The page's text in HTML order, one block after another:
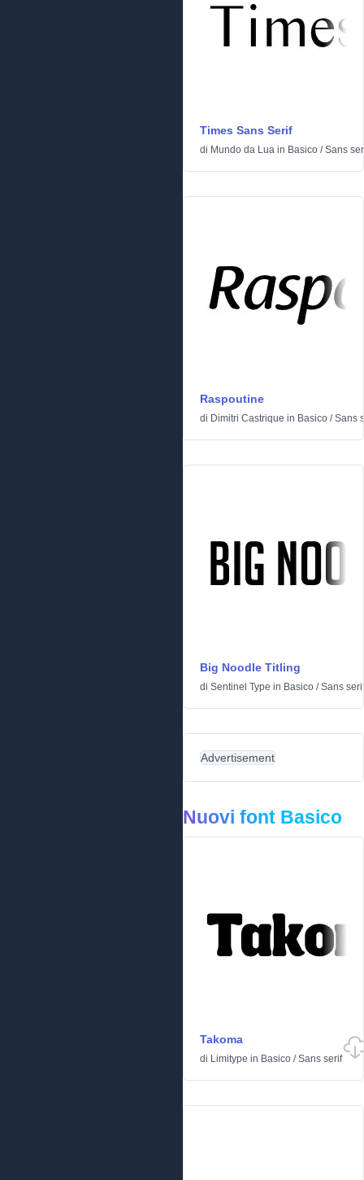
Times Sans Serif
di Mundo da Lua in Basico /Sans
Raspoutine
di Dimitri Castrique in Basico /Sans
Big Noodle Titling
di Sentinel Type in Basico /Sans serif
Advertisement
Nuovi font Basico
Takoma
di Limitype in Basico /Sans serif